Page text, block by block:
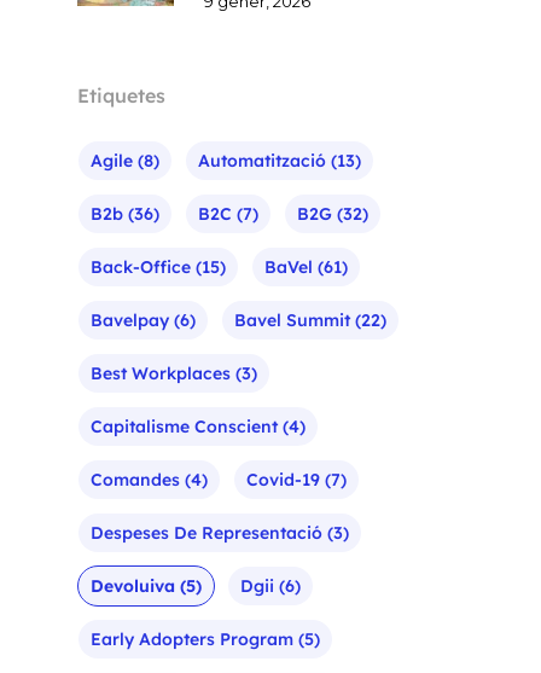
Etiquetes
Agile (8) Automatització (13)
B2b (36) B2C (7) B2G (32)
Back-Office (15) BaVel (61)
Bavelpay (6) Bavel Summit(22)
Best Workplaces (3)
Capitalisme Conscient(4)
Comandes (4) Covid-19 (7)
Despeses De Representació (3)
Devoluiva (5) Dgii (6)
Early Adopters Program (5)